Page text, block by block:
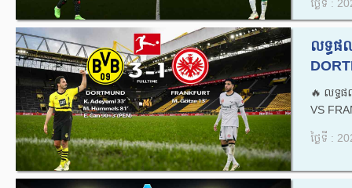
ថ្ងៃទី :
លទ្ធផ
🔥លទ្ធផ
VS
ថ្ងៃទី :